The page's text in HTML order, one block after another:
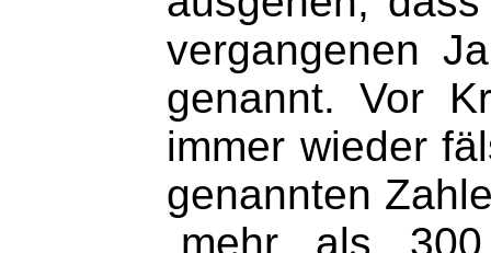
vergangenen
genannt. Vor
immer wieder
genannten
„mehr als